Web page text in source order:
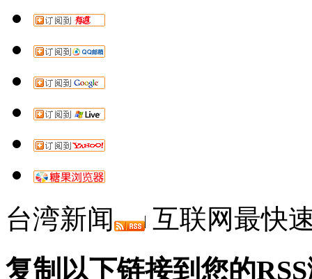
台湾新闻 互联网最快
复制以下链接到您的